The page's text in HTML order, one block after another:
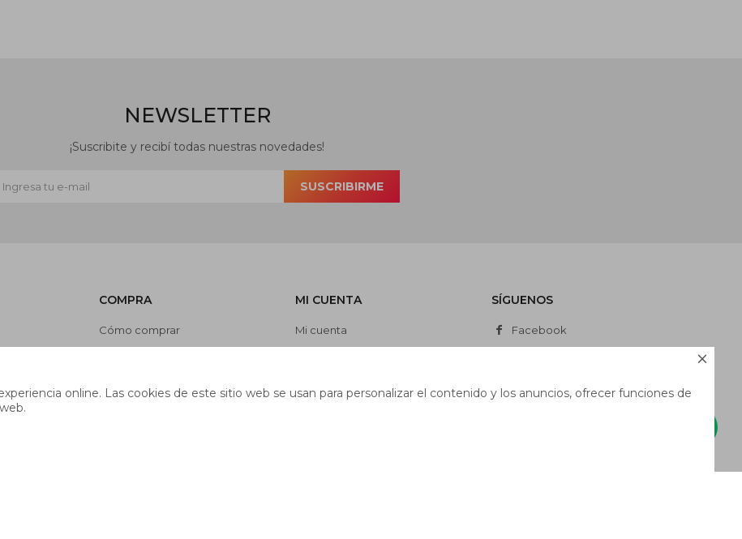

online. Las cookies de este sitio web se usan para personalizar el contenido y los anuncios, ofrecer funciones de
COMPRA
Cómo comprar
MI CUENTA
Mi cuenta
Wish List
SÍGUENOS
Facebook
NEWSLETTER
¡Suscribite y recibí todas nuestras novedades!
SUSCRIBIRME